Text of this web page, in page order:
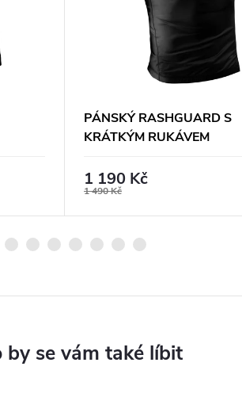
PÁNSKÝ RASHGUARD S
KRÁTKÝM RUKÁVEM
MODRÝ
1 190 Kč
1 490 Kč